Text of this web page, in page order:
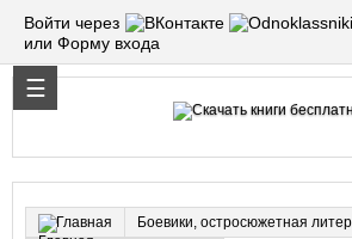
Войти через
или Форму входа
Главная Боевики, остросюжетная